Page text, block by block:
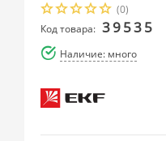
(0)
Код товара: 39535
Наличие: много